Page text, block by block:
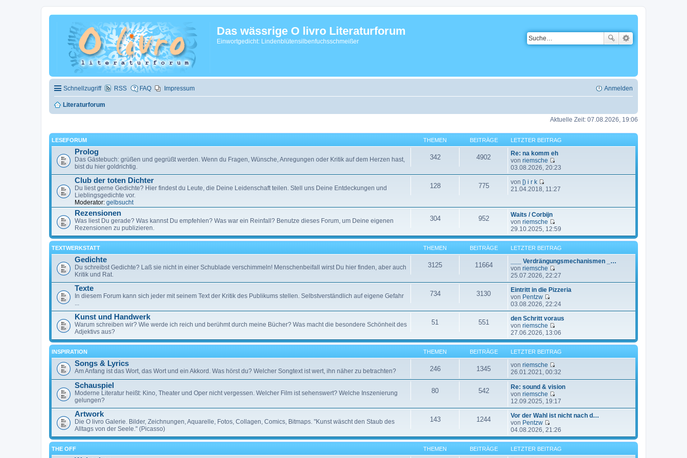
Das wässrige O livro Literaturforum
Einwortgedicht: Lindenblütensilbenfuchsschmeißer
Schnellzugriff RSS FAQ Impressum Anmelden
Literaturforum
Aktuelle Zeit: 07.08.2026, 19:06
LESEFORUM THEMEN BEITRÄGE LETZTER BEITRAG
Prolog
Das Gästebuch: grüßen und gegrüßt werden. Wenn du Fragen, Wünsche, Anregungen oder Kritik auf dem Herzen hast,
bist du hier goldrichtig.
342 4902
Re: na komm eh
von riemsche
N
e
e
e
e
i
t
r
a
g
03.08.2026, 20:23
Club der toten Dichter
Du liest gerne Gedichte? Hier findest du Leute, die Deine Leidenschaft teilen. Stell uns Deine Entdeckungen und
Lieblingsgedichte vor.
Moderator: gelbsucht
128 775 von [) i r k
N
e
s
t
e
r
B
e
i
t
r
a
g
21.04.2018, 11:27
Rezensionen
Was liest Du gerade? Was kannst Du empfehlen? Was war ein Reinfall? Benutze dieses Forum, um Deine eigenen
Rezensionen zu publizieren.
304 952
Waits / Corbijn
von riemsche
N
e
u
e
s
t
r
B
e
t
r
a
29.10.2025, 12:59
TEXTWERKSTATT THEMEN BEITRÄGE LETZTER BEITRAG
Gedichte
Du schreibst Gedichte? Laß sie nicht in einer Schublade verschimmeln! Menschenbeifall wirst Du hier finden, aber auch
Kritik und Rat.
3125 11664
___ Verdrängungsmechanismen _…
von riemsche
N
e
u
s
t
e
B
e
i
t
r
g
25.07.2026, 22:27
Texte
In diesem Forum kann sich jeder mit seinem Text der Kritik des Publikums stellen. Selbstverständlich auf eigene Gefahr
...
734 3130
Eintritt in die Pizzeria
von Pentzw
N
e
u
e
s
t
e
r
B
e
i
t
r
a
g
03.08.2026, 22:24
Kunst und Handwerk
Warum schreiben wir? Wie werde ich reich und berühmt durch meine Bücher? Was macht die besondere Schönheit des
Adjektivs aus?
51 551
den Schritt voraus
von riemsche
N
e
u
e
s
e
r
B
i
t
r
g
27.06.2026, 13:06
INSPIRATION THEMEN BEITRÄGE LETZTER BEITRAG
Songs & Lyrics
Am Anfang ist das Wort, das Wort und ein Akkord. Was hörst du? Welcher Songtext ist wert, ihn näher zu betrachten? 246 1345 von riemsche
N
e
u
s
t
e
B
e
i
t
r
26.01.2021, 00:32
Schauspiel
Moderne Literatur heißt: Kino, Theater und Oper nicht vergessen. Welcher Film ist sehenswert? Welche Inszenierung
gelungen?
80 542
Re: sound & vision
von riemsche
N
e
u
s
t
e
r
12.09.2025, 19:17
Artwork
Die O livro Galerie. Bilder, Zeichnungen, Aquarelle, Fotos, Collagen, Comics, Bitmaps. "Kunst wäscht den Staub des
Alltags von der Seele." (Picasso)
143 1244
Vor der Wahl ist nicht nach d…
von Pentzw
N
e
u
e
04.08.2026, 21:26
THE OFF THEMEN BEITRÄGE LETZTER BEITRAG